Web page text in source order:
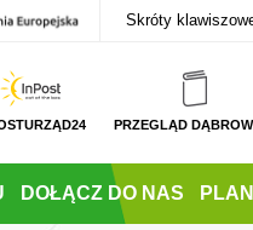
Skróty
PRZEGLĄD
DOŁĄCZ DO NAS